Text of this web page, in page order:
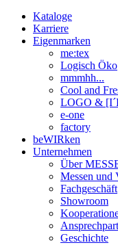
Kataloge
Karriere
Eigenmarken
me:tex
Logisch Öko
mmmhh...
Cool and
LOGO &
e-one
factory
beWIRken
Unternehmen
Über
Messen und
Fachgeschäft
Showroom
Geschichte